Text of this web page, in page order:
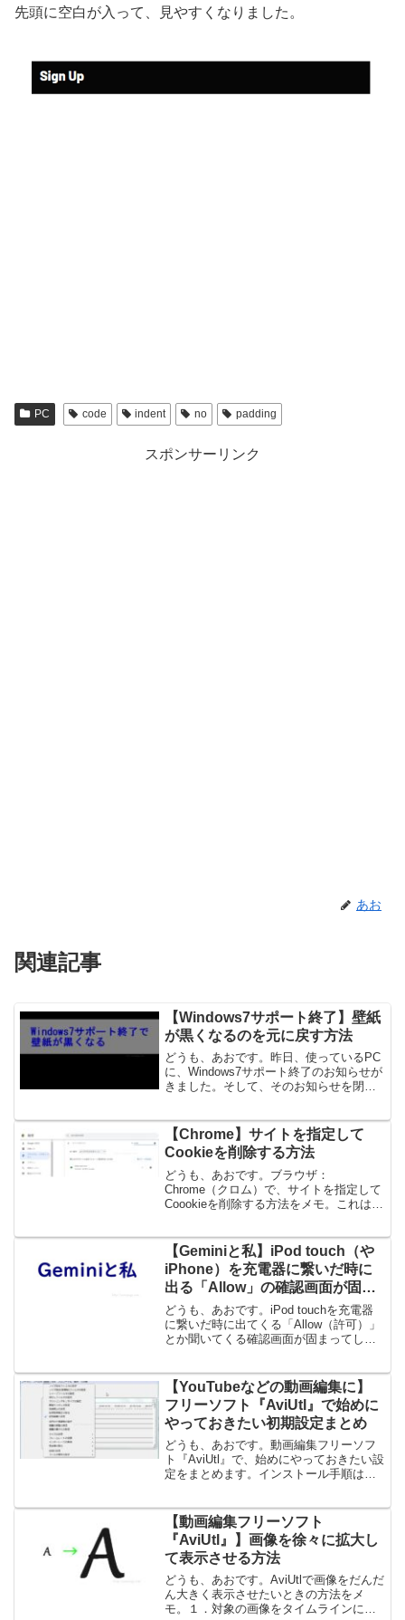
先頭に空白が入って、見やすくなりました。
PC code indent no padding
スポンサーリンク
あお
関連記事
【Windows7サポート終了】壁紙
が黒くなるのを元に戻す方法
どうも、あおです。昨日、使っているPC
に、Windows7サポート終了のお知らせが
きました。そして、そのお知らせを閉じ
まいました。なんで！？デスクトップ右
クリックで個人...
【Chrome】サイトを指定して
Cookieを削除する方法
どうも、あおです。ブラウザ：
Chrome（クロム）で、サイトを指定して
Coookieを削除する方法をメモ。これはど
画像がある為です。例：smbcのログイン
画面のパズル認...
【Geminiと私】iPod touch（や
iPhone）を充電器に繋いだ時に
出る「Allow」の確認画面が固ま
った際の対処法
どうも、あおです。iPod touchを充電器
に繋いだ時に出てくる「Allow（許可）」
とか聞いてくる確認画面が固まってしま
ン押したり、電源ボタン何度か押しても
変わらず...
【YouTubeなどの動画編集に】
フリーソフト『AviUtl』で始めに
やっておきたい初期設定まとめ
どうも、あおです。動画編集フリーソフ
ト『AviUtl』で、始めにやっておきたい設
定をまとめます。インストール手順はこ
ール手順 １．拡大表示の変更デフォル
ト...
【動画編集フリーソフト
『AviUtl』】画像を徐々に拡大し
て表示させる方法
どうも、あおです。AviUtlで画像をだんだ
ん大きく表示させたいときの方法をメ
モ。１．対象の画像をタイムラインにド